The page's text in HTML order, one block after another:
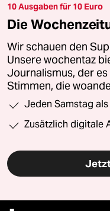
10 Ausgaben für 10 Euro
Die
Wir schauen den
Unsere wochentaz
Journalismus, der
Stimmen, die
Jeden Samstag
Zusätzlich digitale